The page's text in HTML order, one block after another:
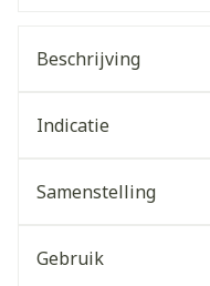
Beschrijving
Indicatie
Samenstelling
Gebruik